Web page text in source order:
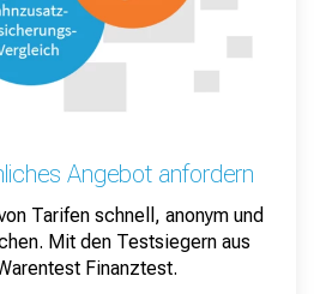
Angebot anfordern
Tarifen schnell, anonym und
Mit den Testsiegern aus
Finanztest.